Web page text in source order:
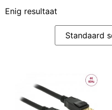
Enig resultaat